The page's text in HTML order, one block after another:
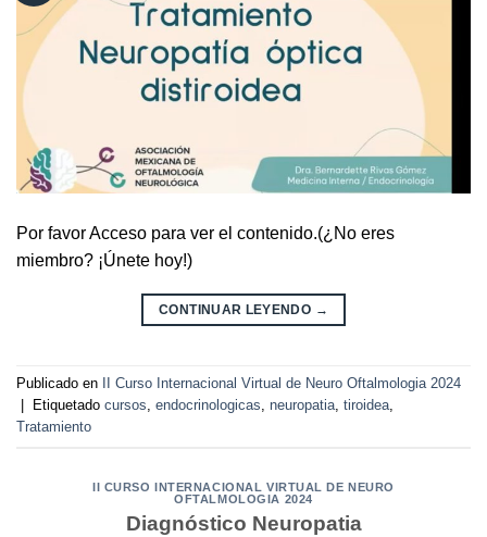
Por favor Acceso para ver el contenido.(¿No eres
miembro? ¡Únete hoy!)
CONTINUAR LEYENDO →
Publicado en
II Curso Internacional Virtual de Neuro Oftalmologia 2024
Etiquetado cursos, endocrinologicas, neuropatia, tiroidea,
Tratamiento
II CURSO INTERNACIONAL VIRTUAL DE NEURO
OFTALMOLOGIA 2024
Diagnóstico Neuropatia